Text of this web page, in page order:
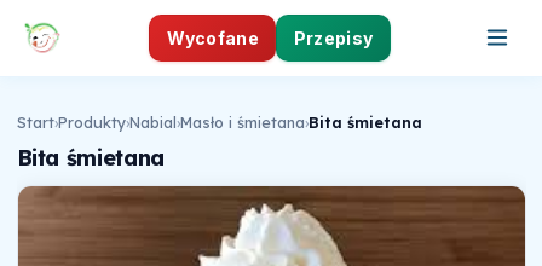
Wycofane Przepisy
Start›Produkty›Nabial›Masło i śmietana›Bita śmietana
Bita śmietana